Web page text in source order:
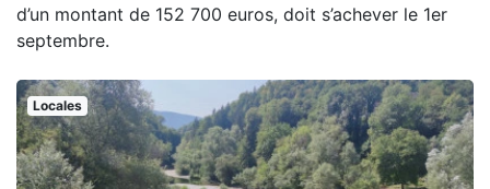
d’un montant de 152 700 euros, doit s’achever le 1er
septembre.
Locales